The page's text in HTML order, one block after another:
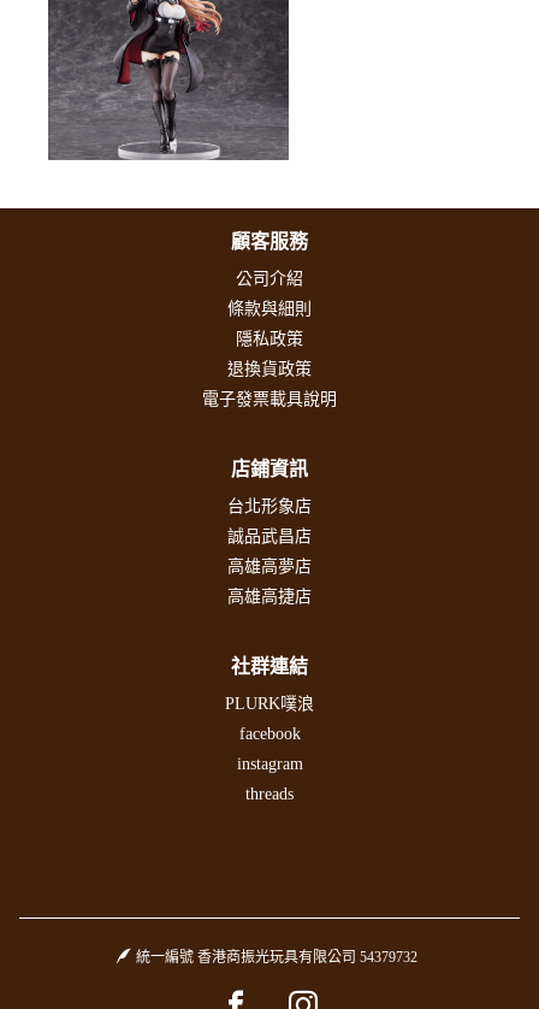
顧客服務
公司介紹
條款與細則
隱私政策
退換貨政策
電子發票載具說明
店鋪資訊
台北形象店
誠品武昌店
高雄高夢店
高雄高捷店
社群連結
PLURK噗浪
facebook
instagram
threads
統一編號 香港商振光玩具有限公司 54379732
Facebook pageInstagram page